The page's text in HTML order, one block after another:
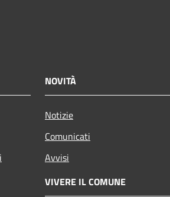
NOVITÀ
Notizie
Comunicati
Avvisi
VIVERE IL COMUNE